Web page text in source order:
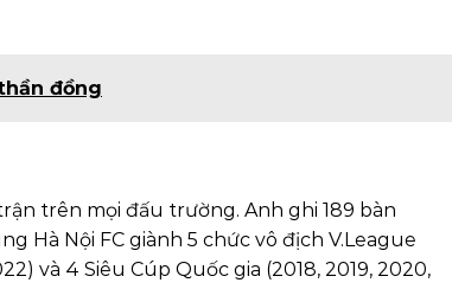
đồng
trên mọi đấu trường. Anh ghi 189 bàn
Hà Nội FC giành 5 chức vô địch V.League
và 4 Siêu Cúp Quốc gia (2018, 2019, 2020,